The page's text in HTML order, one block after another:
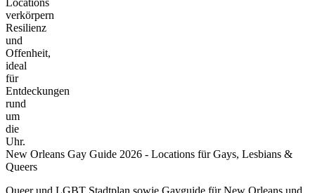
verkörpern
Resilienz
und
Offenheit,
ideal
für
Entdeckungen
rund
um
die
Uhr.
New Orleans Gay Guide 2026 - Locations für Gays, Lesbians &
Queers
Queer und LGBT Stadtplan sowie Gayguide für New Orleans und